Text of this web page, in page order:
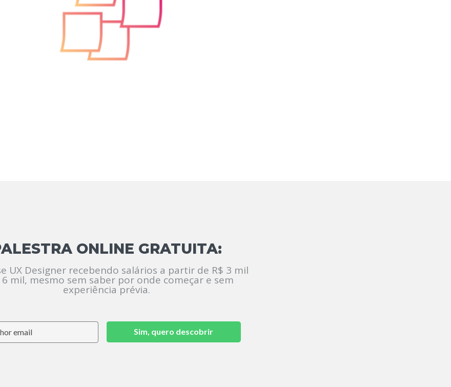
ONLINE GRATUITA:
UX Designer recebendo salários a partir de R$ 3 mil
6 mil, mesmo sem saber por onde começar e sem
experiência prévia.
Sim, quero descobrir